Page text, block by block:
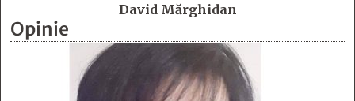
David Mărghidan
Opinie